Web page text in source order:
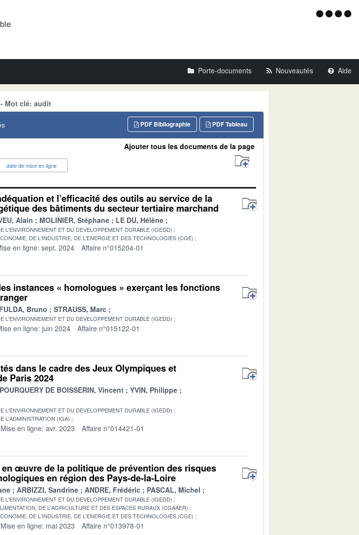
Menu
Porte-documents Nouveautés Aide
Mot clé: audit
PDF Tableau
PDF Bibliographie
date de mise en ligne
Ajouter tous les documents de la page
et l’efficacité des outils au service de la
des bâtiments du secteur tertiaire marchand
Alain MOLINIER, Stéphane LE DU, Hélène
L'ENVIRONNEMENT ET DU DEVELOPPEMENT DURABLE (IGEDD)
DE L'INDUSTRIE, DE L'ENERGIE ET DES TECHNOLOGIES (CGE)
en ligne: sept. 2024 Affaire n°015204-01
instances « homologues » exerçant les fonctions
FULDA, Bruno STRAUSS, Marc
L'ENVIRONNEMENT ET DU DEVELOPPEMENT DURABLE (IGEDD)
en ligne: juin 2024 Affaire n°015122-01
dans le cadre des Jeux Olympiques et
Paris 2024
POURQUERY DE BOISSERIN, Vincent
YVIN, Philippe
L'ENVIRONNEMENT ET DU DEVELOPPEMENT DURABLE (IGEDD)
L'ADMINISTRATION (IGA)
Mise en ligne: avr. 2023 Affaire n°014421-01
œuvre de la politique de prévention des risques
en région des Pays-de-la-Loire
ARBIZZI, Sandrine ANDRE, Frédéric PASCAL, Michel
L'ENVIRONNEMENT ET DU DEVELOPPEMENT DURABLE (IGEDD)
DE L'AGRICULTURE ET DES ESPACES RURAUX (CGAAER)
DE L'INDUSTRIE, DE L'ENERGIE ET DES TECHNOLOGIES (CGE)
Mise en ligne: mai 2023 Affaire n°013978-01